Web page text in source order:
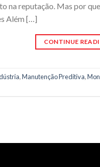
na reputação. Mas por
Além […]
CONTINUE
,Manutenção Preditiva,